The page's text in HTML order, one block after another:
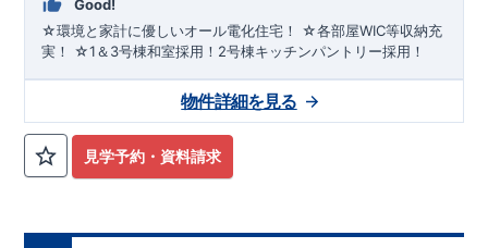
Good!
☆環境と家計に優しいオール電化住宅！ ☆各部屋WIC等収納充
実！ ☆1＆3号棟和室採用！2号棟キッチンパントリー採用！
見学予約・資料請求
物件詳細を見る